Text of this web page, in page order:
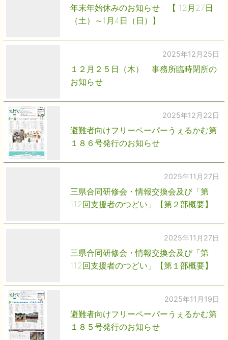
年末年始休みのお知らせ 【 12月27日
（土）～1月4日（日）】
2025年12月25日
１２月２５日（木） 事務所臨時閉所の
お知らせ
2025年12月22日
避難者向けフリーペーパーうぇるかむ第
１８６号発行のお知らせ
2025年11月27日
三県合同研修会・情報交換会及び「第
112回支援者のつどい」【第２部概要】
2025年11月27日
三県合同研修会・情報交換会及び「第
112回支援者のつどい」【第１部概要】
2025年11月19日
避難者向けフリーペーパーうぇるかむ第
１８５号発行のお知らせ